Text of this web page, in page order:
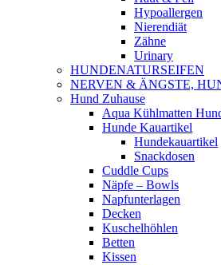
Hypoallergen
Nierendiät
Zähne
Urinary
HUNDENATURSEIFEN
NERVEN & ÄNGSTE,
Hund Zuhause
Aqua Kühlmatten
Hunde Kauartikel
Hundekauartikel
Snackdosen
Cuddle Cups
Näpfe – Bowls
Napfunterlagen
Decken
Kuschelhöhlen
Betten
Kissen